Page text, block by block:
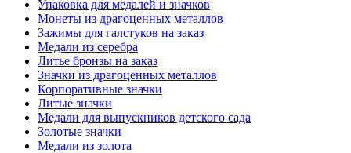
Упаковка для медалей и значков
Монеты из драгоценных металлов
Зажимы для галстуков на заказ
Медали из серебра
Литье бронзы на заказ
Значки из драгоценных металлов
Корпоративные значки
Литые значки
Медали для выпускников детского сада
Золотые значки
Медали из золота